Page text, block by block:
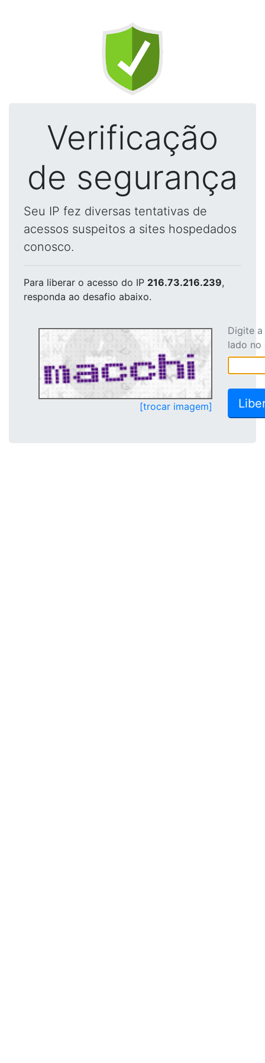
Verificação
de segurança
Seu IP fez diversas tentativas de
acessos suspeitos a sites hospedados
conosco.
Para liberar o acesso do IP 216.73.216.239,
responda ao desafio abaixo.
[trocar imagem]
Digite
lado no